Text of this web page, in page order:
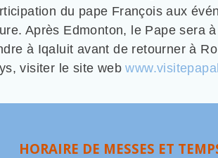
du pape François aux
Après Edmonton, le Pape sera
à Iqaluit avant de retourner à
visiter le site web
HORAIRE DE MESSES ET